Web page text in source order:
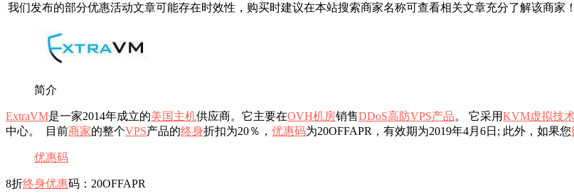
我们发布的部分优惠活动文章可能存在时效性，购买时建议在本站搜索商家名称可查看相关文章充分了解该商家
简介
ExtraVM是一家2014年成立的美国主机供应商。它主要在OVH机房销售DDoS高防VPS产品。 它采用KVM虚拟技
中心。 目前商家的整个VPS产品的终身折扣为20％， 优惠码为20OFFAPR，有效​​期为2019年4月6日; 此外，如果您
优惠码
8折终身优惠码：20OFFAPR